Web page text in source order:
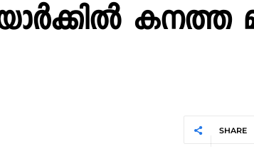
കനത്ത
SHARE